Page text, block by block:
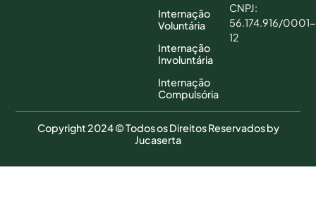
Internação
Voluntária
Internação
Involuntária
Internação
Compulsória
CNPJ:
56.174.916/0001-
12
Copyright 2024 © Todos os Direitos Reservados by
Jucaserta